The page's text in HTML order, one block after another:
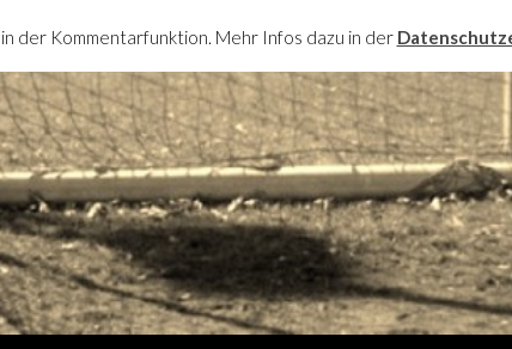
der Kommentarfunktion. Mehr Infos dazu in der